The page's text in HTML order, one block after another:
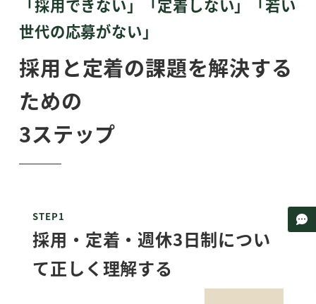
「採用できない」「定着しない」「若い
世代の応募がない」
採用と定着の課題を解決する
ための
3ステップ
STEP1
採用・定着・週休3日制につい
て正しく理解する